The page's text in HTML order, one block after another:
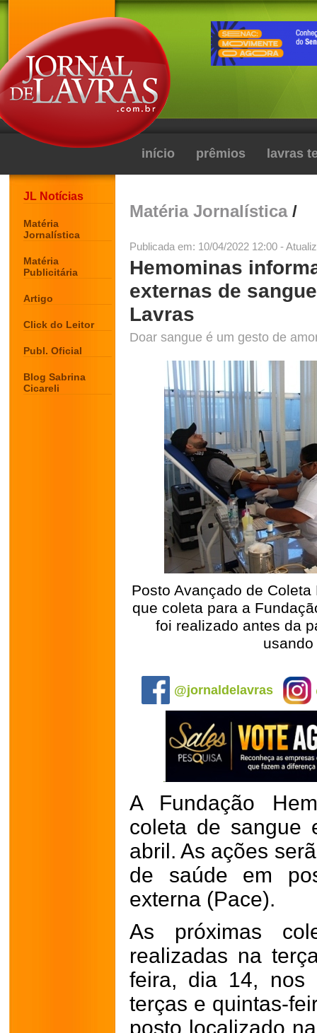
início prêmios lavras
JL Notícias
Matéria
Jornalística
Matéria
Publicitária
Artigo
Click do Leitor
Publ. Oficial
Blog Sabrina
Cicareli
Matéria Jornalística/
Publicada em: 10/04/2022 12:00 -
Hemominas
externas de
Lavras
Doar sangue é um gesto de
Posto Avançado de
que coleta para a
foi realizado antes da
@jornaldelavras
A Fundação
coleta de sangue
abril. As ações
de saúde em
externa (Pace).
As próximas
realizadas na
feira, dia 14,
terças e quintas-
posto localizado